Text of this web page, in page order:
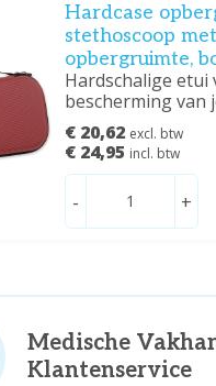
Hardcase
stethoscoop
opbergruimte,
Hardschalige
bescherming van
€ 20,62 excl. btw
€ 24,95 incl. btw
- +
Medische
Klantenservice